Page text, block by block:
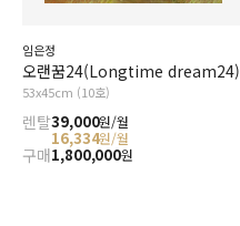
임은정
오랜꿈24(Longtime dream24)
53x45cm (10호)
렌탈39,000원/월
16,334원/월
구매1,800,000원